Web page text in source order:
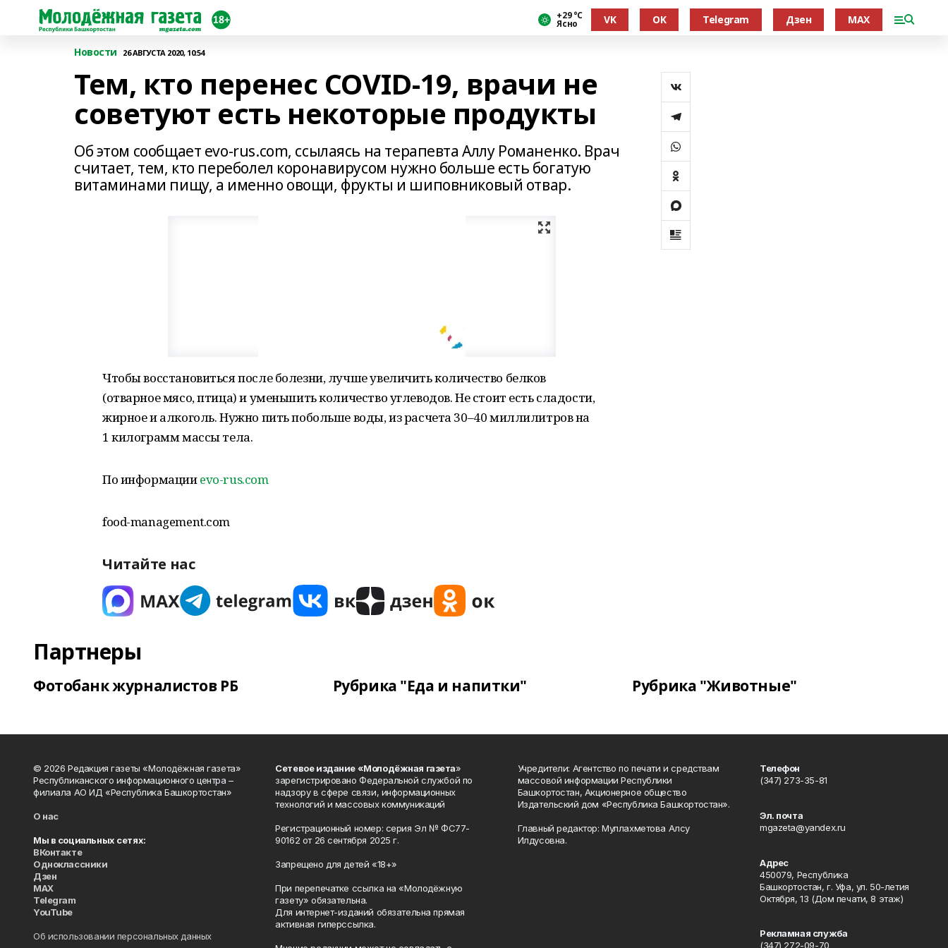
+29 °С
Ясно VK OK Telegram Дзен MAX
Новости 26 АВГУСТА 2020, 10:54
Тем, кто перенес COVID-19, врачи не
советуют есть некоторые продукты
Об этом сообщает evo-rus.com, ссылаясь на терапевта Аллу Романенко. Врач
считает, тем, кто переболел коронавирусом нужно больше есть богатую
витаминами пищу, а именно овощи, фрукты и шиповниковый отвар.
Чтобы восстановиться после болезни, лучше увеличить количество белков
(отварное мясо, птица) и уменьшить количество углеводов. Не стоит есть сладости,
жирное и алкоголь. Нужно пить побольше воды, из расчета 30–40 миллилитров на
1 килограмм массы тела.
По информацииevo-rus.com
food-management.com
Читайте нас
Партнеры
Фотобанк журналистов РБ Рубрика "Еда и напитки" Рубрика "Животные"
© 2026 Редакция газеты «Молодёжная газета»
Республиканского информационного центра –
филиала АО ИД «Республика Башкортостан»
О нас
Мы в социальных сетях:
ВКонтакте
Одноклассники
Дзен
MAX
Telegram
YouTube
Об использовании персональных данных
Сетевое издание «Молодёжная газета»
зарегистрировано Федеральной службой по
надзору в сфере связи, информационных
технологий и массовых коммуникаций
Регистрационный номер: серия Эл № ФС77-
90162 от 26 сентября 2025 г.
Запрещено для детей «18+»
При перепечатке ссылка на «Молодёжную
газету» обязательна.
Для интернет-изданий обязательна прямая
активная гиперссылка.
Учредители: Агентство по печати и средствам
массовой информации Республики
Башкортостан, Акционерное общество
Издательский дом «Республика Башкортостан».
Главный редактор: Муллахметова Алсу
Илдусовна.
Телефон
(347) 273-35-81
Эл. почта
mgazeta@yandex.ru
Адрес
450079, Республика
Башкортостан, г. Уфа, ул. 50-летия
Октября, 13 (Дом печати, 8 этаж)
Рекламная служба
(347) 272-09-70